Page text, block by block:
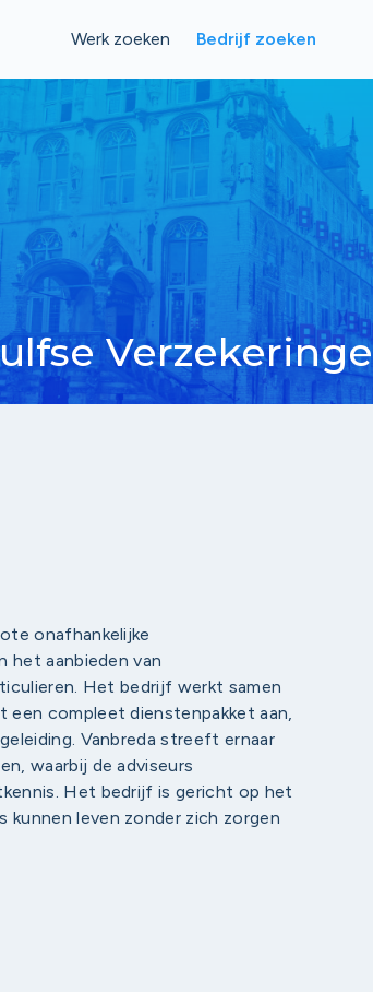
Werk zoeken Bedrijf zoeken
onafhankelijke
het aanbieden van
Het bedrijf werkt samen
een compleet dienstenpakket aan,
Vanbreda streeft ernaar
waarbij de adviseurs
Het bedrijf is gericht op het
kunnen leven zonder zich zorgen